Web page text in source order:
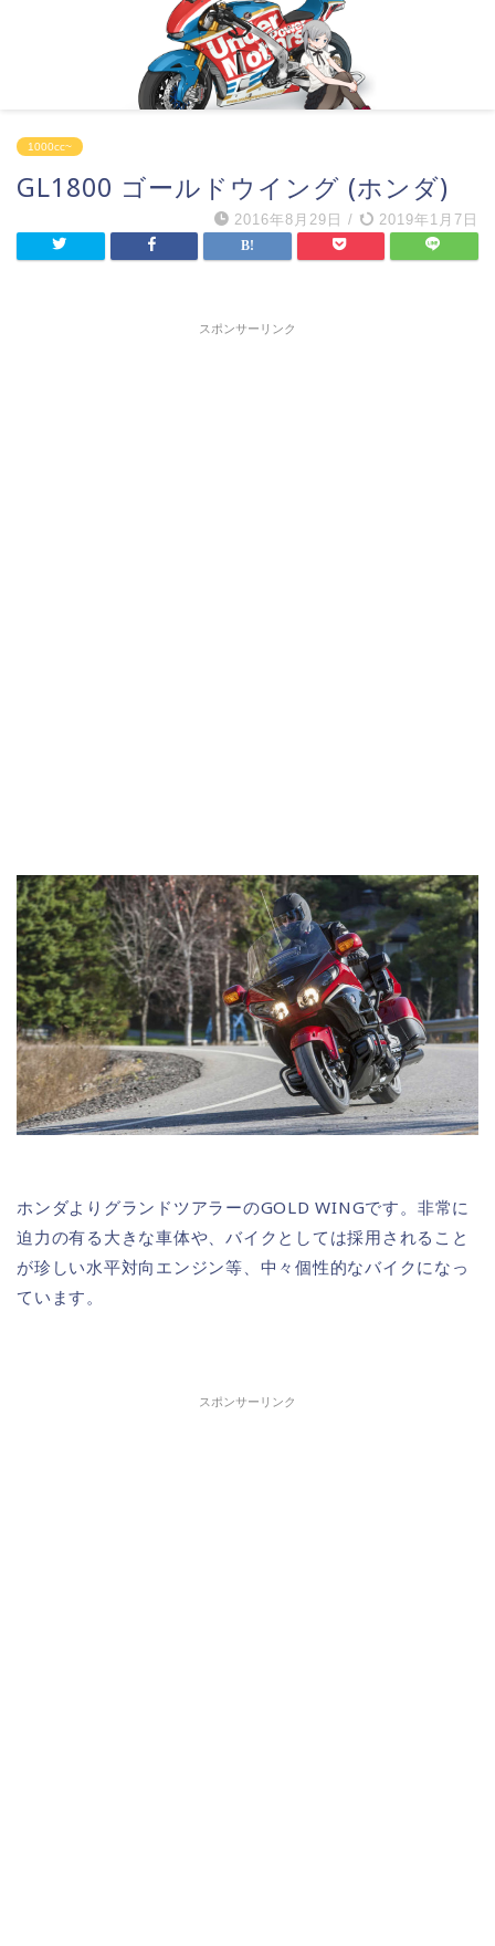
1000cc~
GL1800 ゴールドウイング (ホンダ)
2016年8月29日 / 2019年1月7日
スポンサーリンク
ホンダよりグランドツアラーのGOLD WINGです。非常に
迫力の有る大きな車体や、バイクとしては採用されること
が珍しい水平対向エンジン等、中々個性的なバイクになっ
ています。
スポンサーリンク